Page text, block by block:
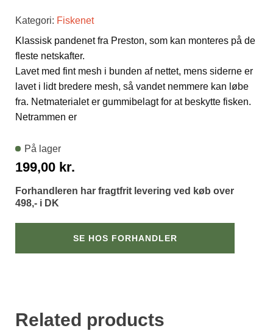
Kategori: Fiskenet
Klassisk pandenet fra Preston, som kan monteres på de
fleste netskafter.
Lavet med fint mesh i bunden af nettet, mens siderne er
lavet i lidt bredere mesh, så vandet nemmere kan løbe
fra. Netmaterialet er gummibelagt for at beskytte fisken.
Netrammen er
199,00 kr.
På lager
Forhandleren har fragtfrit levering ved køb over
498,- i DK
SE HOS FORHANDLER
Related products